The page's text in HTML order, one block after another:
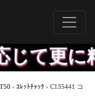
に精度
› ｺﾚｯﾄﾁｬｯｸ › C135441 コ